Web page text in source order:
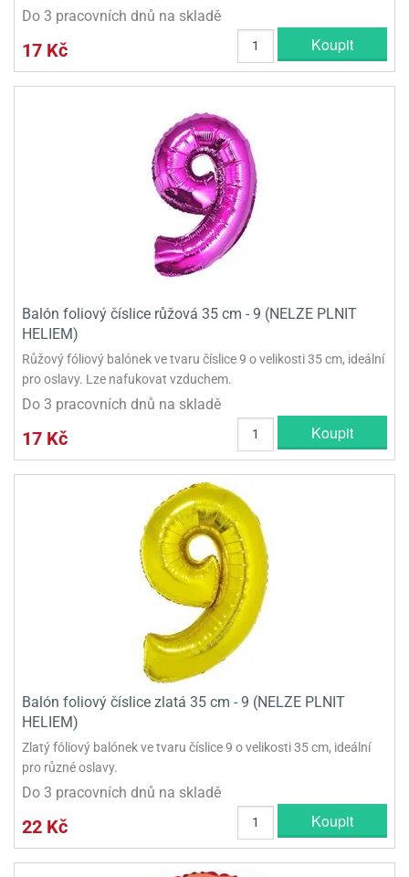
Do 3 pracovních dnů na skladě
17 Kč Koupit
Balón foliový číslice růžová 35 cm - 9 (NELZE PLNIT
HELIEM)
Růžový fóliový balónek ve tvaru číslice 9 o velikosti 35 cm, ideální
pro oslavy. Lze nafukovat vzduchem.
Do 3 pracovních dnů na skladě
17 Kč Koupit
Balón foliový číslice zlatá 35 cm - 9 (NELZE PLNIT
HELIEM)
Zlatý fóliový balónek ve tvaru číslice 9 o velikosti 35 cm, ideální
pro různé oslavy.
Do 3 pracovních dnů na skladě
22 Kč Koupit